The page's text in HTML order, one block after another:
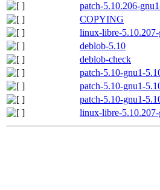
patch-5.10.206-
COPYING
linux-libre-
deblob-5.10
deblob-check
patch-5.10-gnu1-
patch-5.10-gnu1-
patch-5.10-gnu1-
linux-libre-5.10.207-